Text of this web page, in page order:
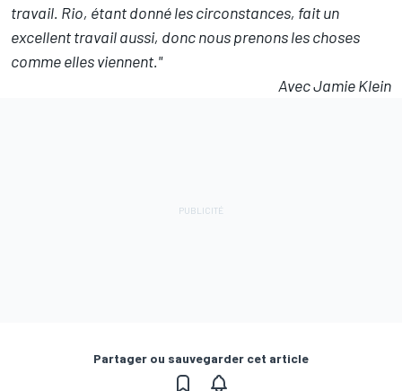
travail. Rio, étant donné les circonstances, fait un
excellent travail aussi, donc nous prenons les choses
comme elles viennent."
Avec Jamie Klein
Partager ou sauvegarder cet article